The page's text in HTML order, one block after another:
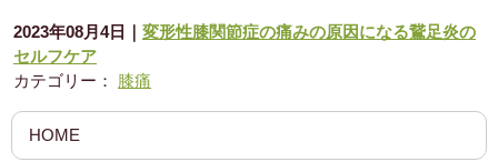
2023年08月4日 ｜ 変形性膝関節症の痛みの原因になる鵞足炎の
セルフケア
カテゴリー： 膝痛
HOME